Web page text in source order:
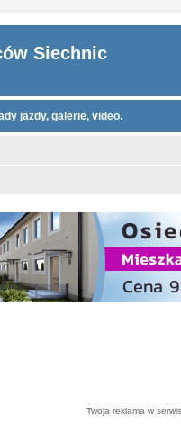
Siechnic
jazdy, galerie, video.
Twoja reklama w